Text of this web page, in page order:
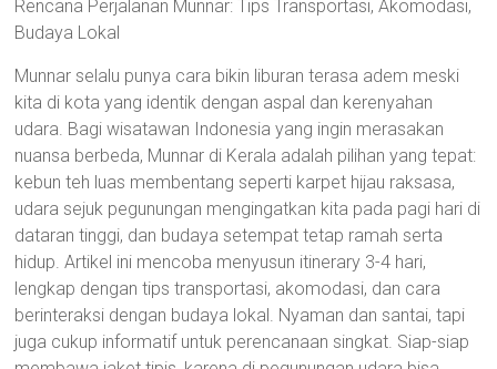
Rencana Perjalanan Munnar: Tips Transportasi, Akomodasi,
Budaya Lokal
Munnar selalu punya cara bikin liburan terasa adem meski
kita di kota yang identik dengan aspal dan kerenyahan
udara. Bagi wisatawan Indonesia yang ingin merasakan
nuansa berbeda, Munnar di Kerala adalah pilihan yang tepat:
kebun teh luas membentang seperti karpet hijau raksasa,
udara sejuk pegunungan mengingatkan kita pada pagi hari di
dataran tinggi, dan budaya setempat tetap ramah serta
hidup. Artikel ini mencoba menyusun itinerary 3-4 hari,
lengkap dengan tips transportasi, akomodasi, dan cara
berinteraksi dengan budaya lokal. Nyaman dan santai, tapi
juga cukup informatif untuk perencanaan singkat. Siap-siap